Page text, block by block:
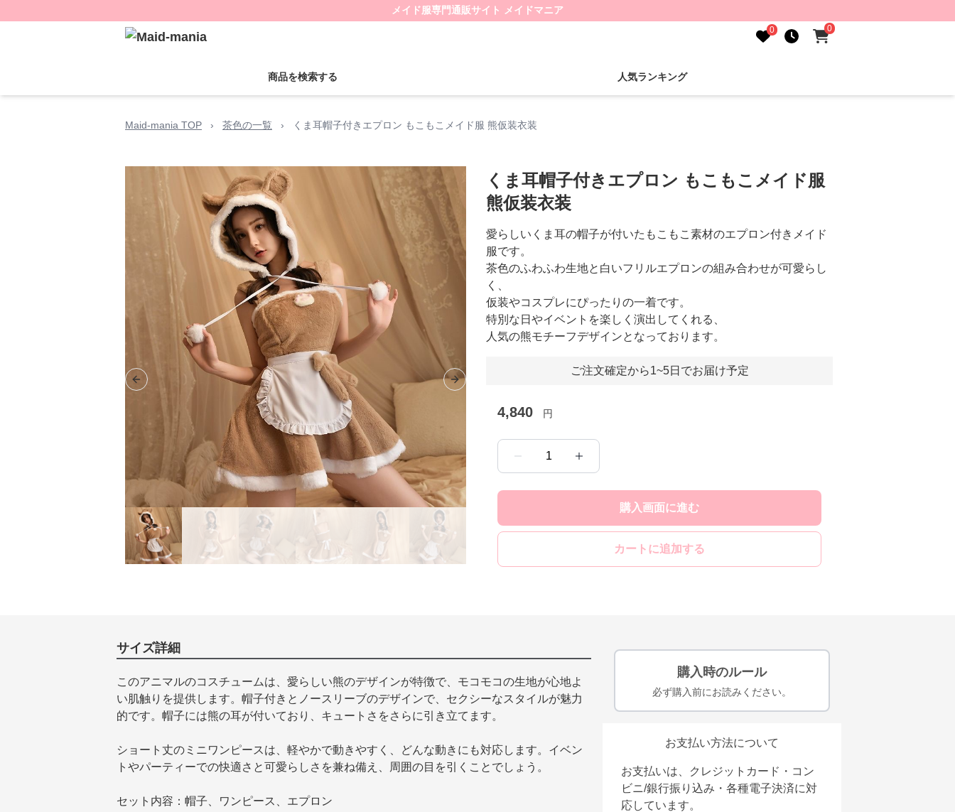
メイド服専門通販サイト メイドマニア
0 0
商品を検索する 人気ランキング
Maid-mania TOP › 茶色の一覧 › くま耳帽子付きエプロン もこもこメイド服 熊仮装衣装
Previous slide Next slide
くま耳帽子付きエプロン もこもこメイド服
熊仮装衣装
愛らしいくま耳の帽子が付いたもこもこ素材のエプロン付きメイド
服です。
茶色のふわふわ生地と白いフリルエプロンの組み合わせが可愛らし
く、
仮装やコスプレにぴったりの一着です。
特別な日やイベントを楽しく演出してくれる、
人気の熊モチーフデザインとなっております。
ご注文確定から1~5日でお届け予定
4,840 円
1
購入画面に進む
カートに追加する
サイズ詳細
このアニマルのコスチュームは、愛らしい熊のデザインが特徴で、モコモコの生地が心地よ
い肌触りを提供します。帽子付きとノースリーブのデザインで、セクシーなスタイルが魅力
的です。帽子には熊の耳が付いており、キュートさをさらに引き立てます。
ショート丈のミニワンピースは、軽やかで動きやすく、どんな動きにも対応します。イベン
トやパーティーでの快適さと可愛らしさを兼ね備え、周囲の目を引くことでしょう。
セット内容：帽子、ワンピース、エプロン
購入時のルール
必ず購入前にお読みください。
お支払い方法について
お支払いは、クレジットカード・コン
ビニ/銀行振り込み・各種電子決済に対
応しています。